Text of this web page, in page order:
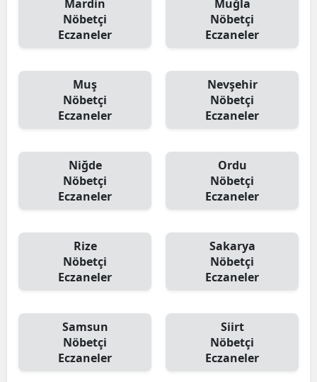
Mardin
Nöbetçi
Eczaneler
Muğla
Nöbetçi
Eczaneler
Muş
Nöbetçi
Eczaneler
Nevşehir
Nöbetçi
Eczaneler
Niğde
Nöbetçi
Eczaneler
Ordu
Nöbetçi
Eczaneler
Rize
Nöbetçi
Eczaneler
Sakarya
Nöbetçi
Eczaneler
Samsun
Nöbetçi
Eczaneler
Siirt
Nöbetçi
Eczaneler